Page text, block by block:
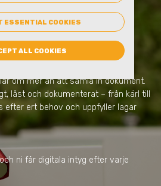
I
från start
om mer än att samla in dokument.
låst och dokumenterat – från kärl till
efter ert behov och uppfyller lagar
ni får digitala intyg efter varje
ESSENTIAL COOKIES
ALL COOKIES